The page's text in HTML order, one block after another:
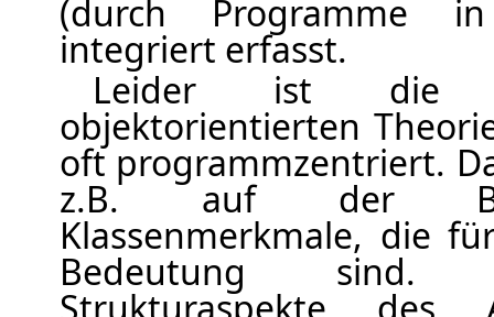
(durch Programme
integriert erfasst.
Leider ist die
objektorientierten
oft programmzentriert.
z.B. auf der
Klassenmerkmale, die
Bedeutung sind.